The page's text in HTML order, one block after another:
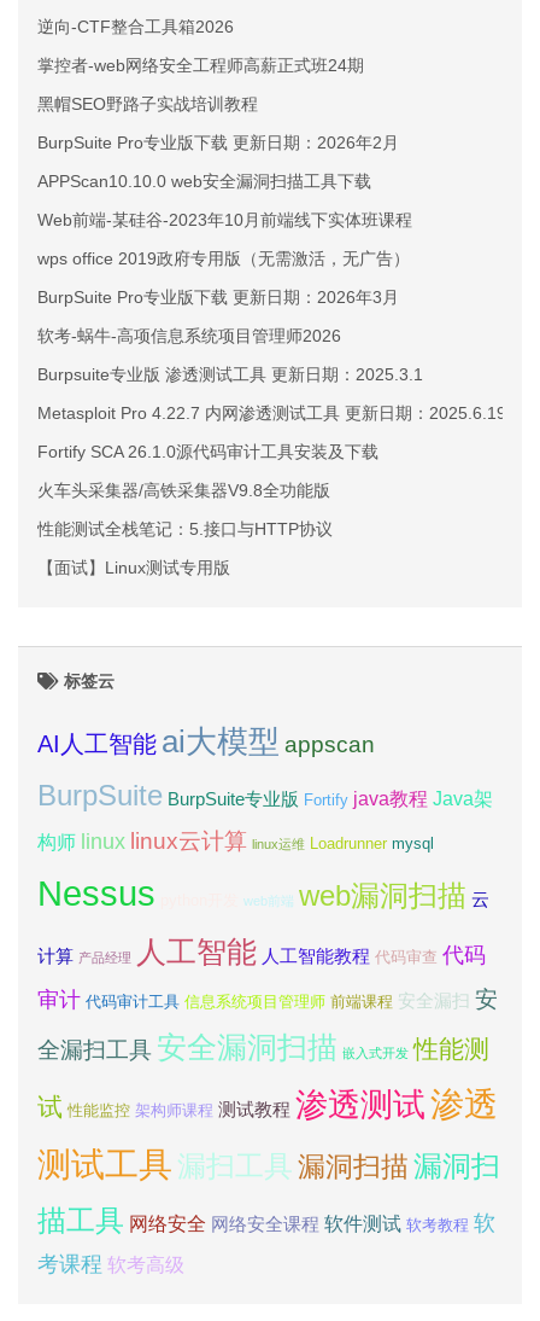
逆向-CTF整合工具箱2026
掌控者-web网络安全工程师高薪正式班24期
黑帽SEO野路子实战培训教程
BurpSuite Pro专业版下载 更新日期：2026年2月
APPScan10.10.0 web安全漏洞扫描工具下载
Web前端-某硅谷-2023年10月前端线下实体班课程
wps office 2019政府专用版（无需激活，无广告）
BurpSuite Pro专业版下载 更新日期：2026年3月
软考-蜗牛-高项信息系统项目管理师2026
Burpsuite专业版 渗透测试工具 更新日期：2025.3.1
Metasploit Pro 4.22.7 内网渗透测试工具 更新日期：2025.6.19
Fortify SCA 26.1.0源代码审计工具安装及下载
火车头采集器/高铁采集器V9.8全功能版
性能测试全栈笔记：5.接口与HTTP协议
【面试】Linux测试专用版
标签云
AI人工智能 ai大模型 appscan
BurpSuite BurpSuite专业版 Fortify java教程 Java架
构师 linux linux云计算 linux运维 Loadrunner mysql
Nessus web前端 web漏洞扫描 云
计算 产品经理 人工智能 人工智能教程 代码审查 代码
审计 代码审计工具 信息系统项目管理师 前端课程 安全漏扫 安
全漏扫工具 安全漏洞扫描 嵌入式开发 性能测
试 性能监控 架构师课程 测试教程 渗透测试渗透
测试工具 漏扫工具 漏洞扫描 漏洞扫
描工具 网络安全 网络安全课程 软件测试 软考教程 软
考课程 软考高级